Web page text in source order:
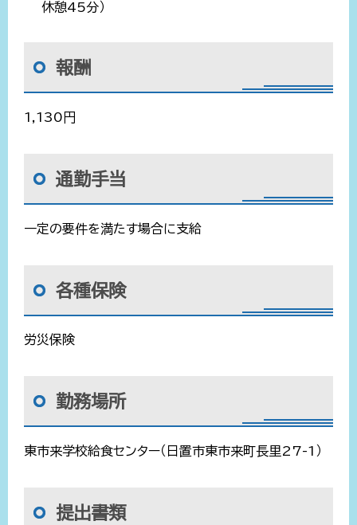
休憩45分）
報酬
1,130円
通勤手当
一定の要件を満たす場合に支給
各種保険
労災保険
勤務場所
東市来学校給食センター（日置市東市来町長里27-1）
提出書類